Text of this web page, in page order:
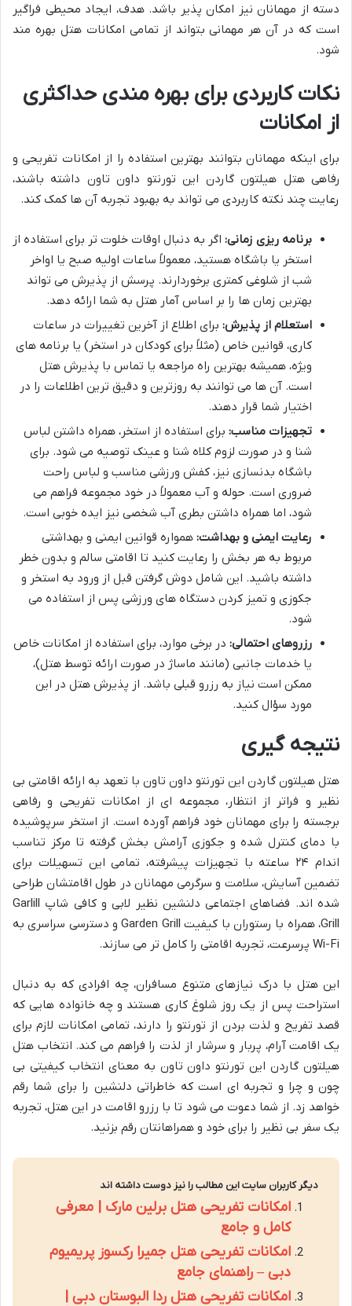
دسته از مهمانان نیز امکان پذیر باشد. هدف، ایجاد محیطی فراگیر
است که در آن هر مهمانی بتواند از تمامی امکانات هتل بهره مند
شود.
نکات کاربردی برای بهره مندی حداکثری
از امکانات
برای اینکه مهمانان بتوانند بهترین استفاده را از امکانات تفریحی و
رفاهی هتل هیلتون گاردن این تورنتو داون تاون داشته باشند،
رعایت چند نکته کاربردی می تواند به بهبود تجربه آن ها کمک کند.
برنامه ریزی زمانی: اگر به دنبال اوقات خلوت تر برای استفاده از
استخر یا باشگاه هستید، معمولاً ساعات اولیه صبح یا اواخر
شب از شلوغی کمتری برخوردارند. پرسش از پذیرش می تواند
بهترین زمان ها را بر اساس آمار هتل به شما ارائه دهد.
استعلام از پذیرش: برای اطلاع از آخرین تغییرات در ساعات
کاری، قوانین خاص (مثلاً برای کودکان در استخر) یا برنامه های
ویژه، همیشه بهترین راه مراجعه یا تماس با پذیرش هتل
است. آن ها می توانند به روزترین و دقیق ترین اطلاعات را در
اختیار شما قرار دهند.
تجهیزات مناسب: برای استفاده از استخر، همراه داشتن لباس
شنا و در صورت لزوم کلاه شنا و عینک توصیه می شود. برای
باشگاه بدنسازی نیز، کفش ورزشی مناسب و لباس راحت
ضروری است. حوله و آب معمولاً در خود مجموعه فراهم می
شود، اما همراه داشتن بطری آب شخصی نیز ایده خوبی است.
رعایت ایمنی و بهداشت: همواره قوانین ایمنی و بهداشتی
مربوط به هر بخش را رعایت کنید تا اقامتی سالم و بدون خطر
داشته باشید. این شامل دوش گرفتن قبل از ورود به استخر و
جکوزی و تمیز کردن دستگاه های ورزشی پس از استفاده می
شود.
رزروهای احتمالی: در برخی موارد، برای استفاده از امکانات خاص
یا خدمات جانبی (مانند ماساژ در صورت ارائه توسط هتل)،
ممکن است نیاز به رزرو قبلی باشد. از پذیرش هتل در این
مورد سؤال کنید.
نتیجه گیری
هتل هیلتون گاردن این تورنتو داون تاون با تعهد به ارائه اقامتی بی
نظیر و فراتر از انتظار، مجموعه ای از امکانات تفریحی و رفاهی
برجسته را برای مهمانان خود فراهم آورده است. از استخر سرپوشیده
با دمای کنترل شده و جکوزی آرامش بخش گرفته تا مرکز تناسب
اندام ۲۴ ساعته با تجهیزات پیشرفته، تمامی این تسهیلات برای
تضمین آسایش، سلامت و سرگرمی مهمانان در طول اقامتشان طراحی
شده اند. فضاهای اجتماعی دلنشین نظیر لابی و کافی شاپ Garlill
Grill، همراه با رستوران با کیفیت Garden Grill و دسترسی سراسری به
Wi-Fi پرسرعت، تجربه اقامتی را کامل تر می سازند.
این هتل با درک نیازهای متنوع مسافران، چه افرادی که به دنبال
استراحت پس از یک روز شلوغ کاری هستند و چه خانواده هایی که
قصد تفریح و لذت بردن از تورنتو را دارند، تمامی امکانات لازم برای
یک اقامت آرام، پربار و سرشار از لذت را فراهم می کند. انتخاب هتل
هیلتون گاردن این تورنتو داون تاون به معنای انتخاب کیفیتی بی
چون و چرا و تجربه ای است که خاطراتی دلنشین را برای شما رقم
خواهد زد. از شما دعوت می شود تا با رزرو اقامت در این هتل، تجربه
یک سفر بی نظیر را برای خود و همراهانتان رقم بزنید.
دیگر کاربران سایت این مطالب را نیز دوست داشته اند
امکانات تفریحی هتل برلین مارک | معرفی
کامل و جامع
امکانات تفریحی هتل جمیرا رکسوز پریمیوم
دبی – راهنمای جامع
امکانات تفریحی هتل ردا البوستان دبی |